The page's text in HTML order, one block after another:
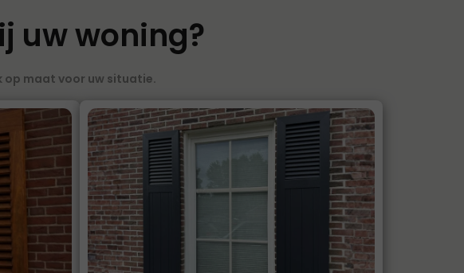
uw woning?
op maat voor uw situatie.